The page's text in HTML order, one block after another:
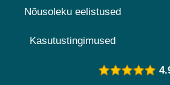
Nõusoleku eelistused
Kasutustingimused